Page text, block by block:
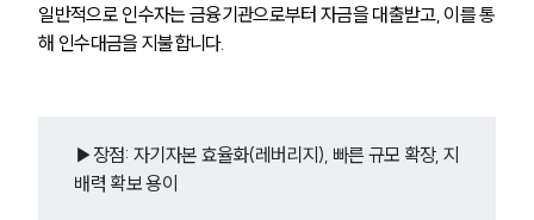
일반적으로 인수자는 금융기관으로부터 자금을 대출받고, 이를 통
해 인수대금을 지불합니다.
▶장점: 자기자본 효율화(레버리지), 빠른 규모 확장, 지
배력 확보 용이